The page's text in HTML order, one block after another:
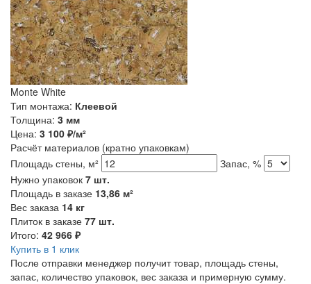
Monte White
Тип монтажа: Клеевой
Толщина: 3 мм
Цена: 3 100 ₽/м²
Расчёт материалов (кратно упаковкам)
Площадь стены, м²
Запас, %
Нужно упаковок 7 шт.
Площадь в заказе 13,86 м²
Вес заказа 14 кг
Плиток в заказе 77 шт.
Итого: 42 966 ₽
Купить в 1 клик
После отправки менеджер получит товар, площадь стены,
запас, количество упаковок, вес заказа и примерную сумму.